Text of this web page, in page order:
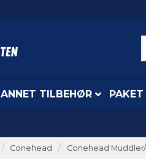
ANNET TILBEHØR PAKET
Conehead Conehead